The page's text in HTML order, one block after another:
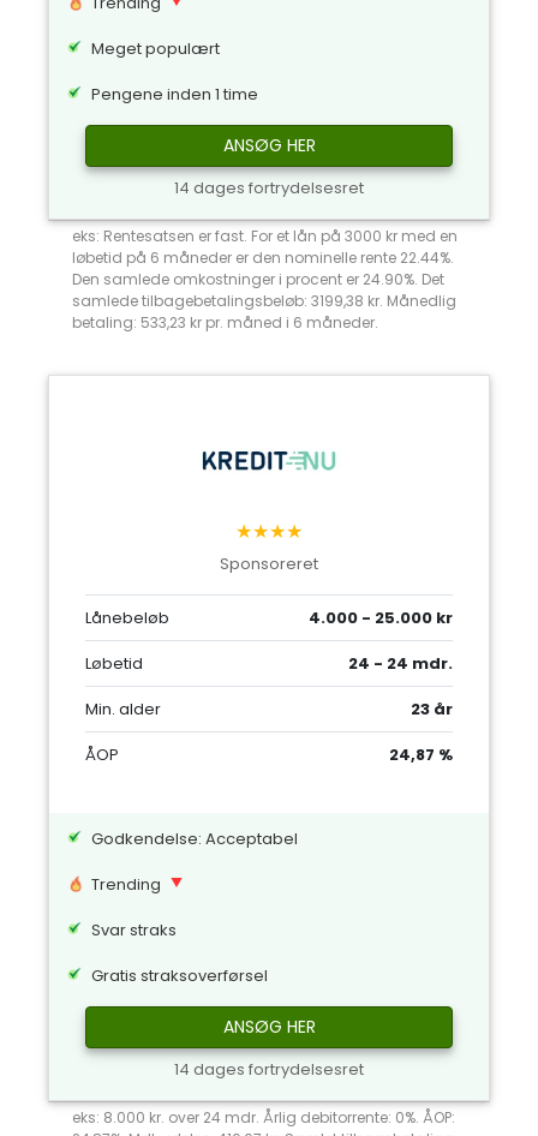
Meget populært
Pengene inden 1 time
ANSØG HER
14 dages fortrydelsesret
eks: Rentesatsen er fast. For et lån på 3000 kr med en
løbetid på 6 måneder er den nominelle rente 22.44%.
Den samlede omkostninger i procent er 24.90%. Det
samlede tilbagebetalingsbeløb: 3199,38 kr. Månedlig
betaling: 533,23 kr pr. måned i 6 måneder.
★★★★
Sponsoreret
Lånebeløb
4.000 - 25.000 kr
Løbetid
24 - 24 mdr.
Min. alder
23 år
ÅOP
24,87 %
Godkendelse: Acceptabel
Trending
Svar straks
Gratis straksoverførsel
ANSØG HER
14 dages fortrydelsesret
eks: 8.000 kr. over 24 mdr. Årlig debitorrente: 0%. ÅOP: